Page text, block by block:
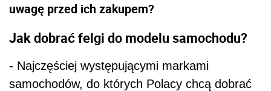
uwagę przed ich zakupem?
Jak dobrać felgi do modelu samochodu?
- Najczęściej występującymi markami
samochodów, do których Polacy chcą dobrać